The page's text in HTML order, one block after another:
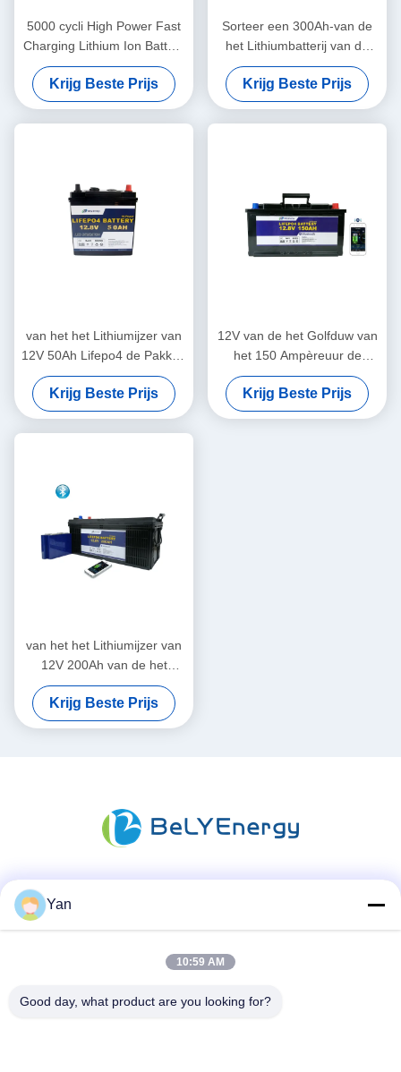
5000 cycli High Power Fast
Charging Lithium Ion Battery
48V40Ah Voor Golfcart
Krijg Beste Prijs
Sorteer een 300Ah-van de
het Lithiumbatterij van de
Golfkar de Vrije tijdsev 12v
Accu
Krijg Beste Prijs
van het het Lithiumijzer van
12V 50Ah Lifepo4 de Pakken
van de het Fosfaatbatterij
voor Rit op Golf Buggies
Krijg Beste Prijs
12V van de het Golfduw van
het 150 Ampèreuur de
Elektrische Batterij van het
de Karlithium voor
Vluchtelingsboot
Krijg Beste Prijs
van het het Lithiumijzer van
12V 200Ah van de het
Fosfaatrv Batterij van het het
Lithiumgolf het
Karretjebatterijen
Krijg Beste Prijs
Yan
10:59 AM
Good day, what product are you looking for?